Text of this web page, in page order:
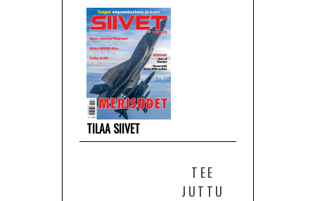
TILAA SIIVET
TEE
JUTTU